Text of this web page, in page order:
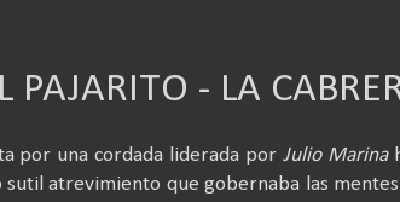
PAJARITO - LA
por una cordada liderada por Julio Marina
sutil atrevimiento que gobernaba las